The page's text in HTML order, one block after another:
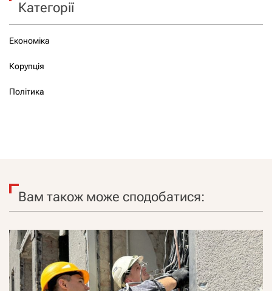
Категорії
Економіка
Корупція
Політика
Вам також може сподобатися: